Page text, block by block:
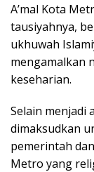
A’mal Kota
tausiyahnya,
ukhuwah
mengamalkan
keseharian.
Selain menjadi
dimaksudkan
pemerintah
Metro yang